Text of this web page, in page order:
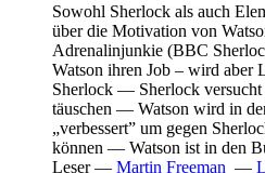
Sowohl Sherlock als auch
über die Motivation von
Adrenalinjunkie (BBC
Watson ihren Job – wird aber
Sherlock — Sherlock
täuschen — Watson wird in
„verbessert” um gegen
können — Watson ist in den
Leser — Martin Freeman —